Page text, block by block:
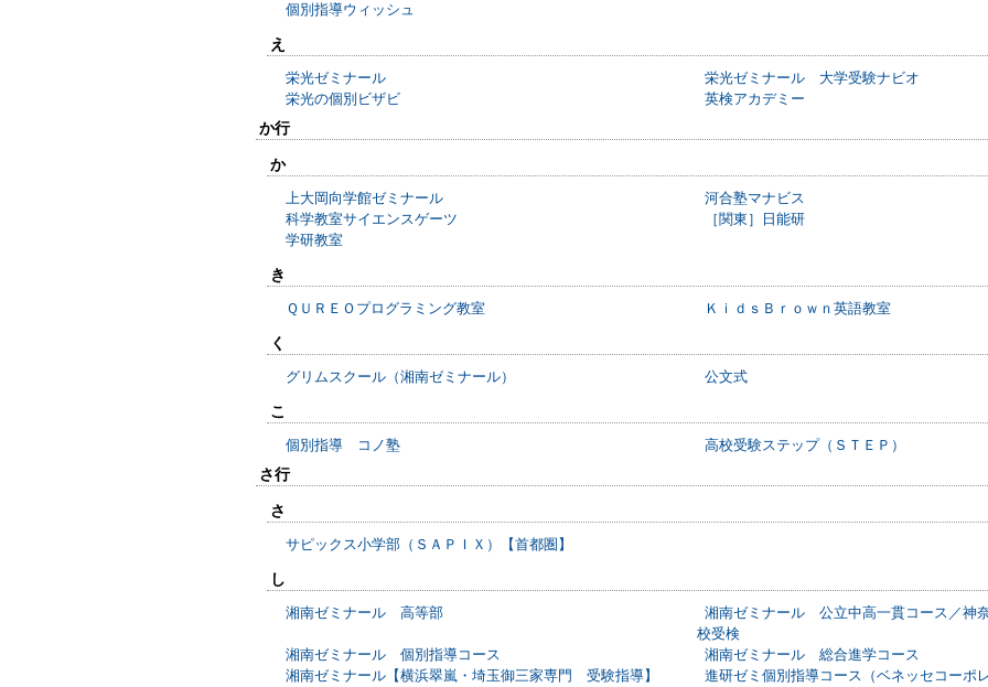
個別指導ウィッシュ
え
栄光ゼミナール
栄光ゼミナール 大学受験ナビオ
栄光の個別ビザビ
英検アカデミー
か行
か
上大岡向学館ゼミナール
河合塾マナビス
科学教室サイエンスゲーツ
［関東］日能研
学研教室
き
ＱＵＲＥＯプログラミング教室 ＫｉｄｓＢｒｏｗｎ英語教室
く
グリムスクール（湘南ゼミナール） 公文式
こ
個別指導 コノ塾 高校受験ステップ（ＳＴＥＰ）
さ行
さ
サピックス小学部（ＳＡＰＩＸ）【首都圏】
し
湘南ゼミナール 高等部
湘南ゼミナール 公立中高一貫コース／神
校受検
湘南ゼミナール 個別指導コース
湘南ゼミナール 総合進学コース
湘南ゼミナール【横浜翠嵐・埼玉御三家専門 受験指導】
進研ゼミ個別指導コース（ベネッセコーポ